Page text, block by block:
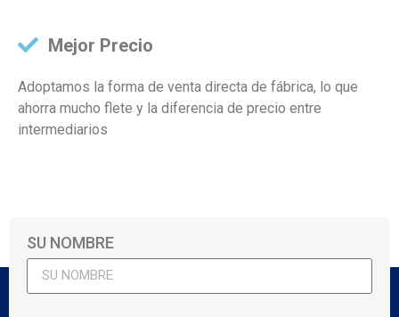
Mejor Precio
Adoptamos la forma de venta directa de fábrica, lo que
ahorra mucho flete y la diferencia de precio entre
intermediarios
SU NOMBRE